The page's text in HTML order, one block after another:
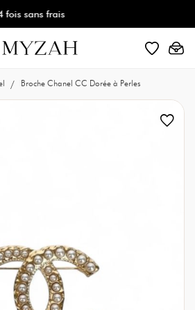
frais
Broche Chanel CC Dorée à Perles